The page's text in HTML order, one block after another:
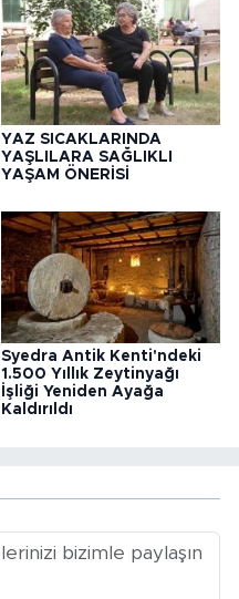
YAZ SICAKLARINDA
YAŞLILARA SAĞLIKLI
YAŞAM ÖNERİSİ
Syedra Antik Kenti'ndeki
1.500 Yıllık Zeytinyağı
İşliği Yeniden Ayağa
Kaldırıldı